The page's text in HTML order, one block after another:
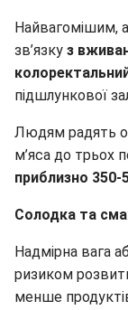
Найвагомішим,
зв’язку з
підшлункової
Людям радять
м’яса до трьох
приблизно
Солодка та
Надмірна вага
ризиком
менше